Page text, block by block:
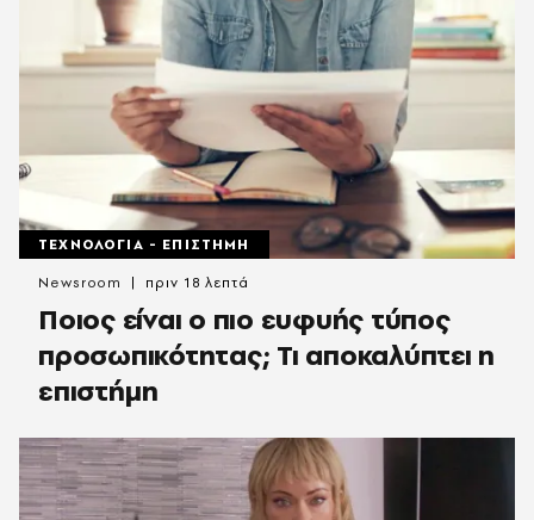
ΤΕΧΝΟΛΟΓΙΑ - ΕΠΙΣΤΗΜΗ
Ποιος είναι ο πιο ευφυής τύπος
προσωπικότητας; Τι αποκαλύπτει η
επιστήμη
Newsroom πριν 18 λεπτά